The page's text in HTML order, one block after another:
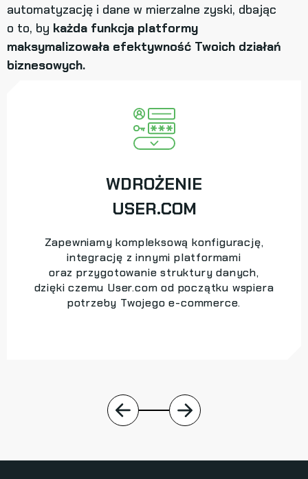
automatyzację i dane w mierzalne zyski, dbając
o to, by każda funkcja platformy
maksymalizowała efektywność Twoich działań
biznesowych.
WDROŻENIE
USER.COM
Zapewniamy kompleksową konfigurację,
integrację z innymi platformami
oraz przygotowanie struktury danych,
dzięki czemu User.com od początku wspiera
potrzeby Twojego e-commerce.